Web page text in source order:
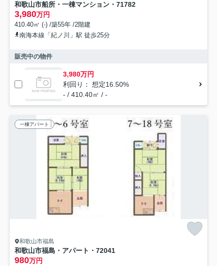
和歌山市船所・一棟マンション・71782
3,980万円
410.40㎡ (-) /築55年 /2階建
南海本線「紀ノ川」駅 徒歩25分
販売中の物件
3,980万円
利回り： 想定16.50%
- / 410.40㎡ / -
一棟アパート
和歌山市福島
和歌山市福島・アパート・72041
980万円